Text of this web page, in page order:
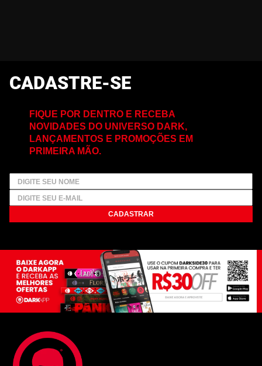
CADASTRE-SE
FIQUE POR DENTRO E RECEBA
NOVIDADES DO UNIVERSO DARK,
LANÇAMENTOS E PROMOÇÕES EM
PRIMEIRA MÃO.
CADASTRAR